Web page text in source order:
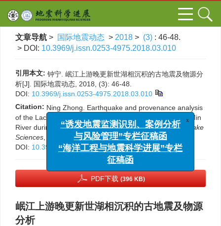
文章导航 > 国际地震动态 > 2018 > (3) : 46-48.
> DOI: 10.3969/j.issn.0253-4975.2018.03.010
引用本文: 钟宁. 岷江上游晚更新世湖相沉积的古地震及物源分
析[J]. 国际地震动态, 2018, (3): 46-48.
DOI: 10.3969/j.issn.0253-4975.2018.03.010
Citation: Ning Zhong. Earthquake and provenance analysis
of the Lacustrine sediments in the upper reaches of the Min
River during the Late Pleistocene[J].Progress in Earthquake
Sciences , 2018, (3): 46-48.
DOI: 10.3969/j.issn.0253-4975.2018.03.010
PDF下载 (396 KB)
岷江上游晚更新世湖相沉积的古地震及物源
分析
“诱发地震监测识别、案例分析
与风险管理”专栏征稿函
“海洋工程与地震科学进展”专栏
征稿函